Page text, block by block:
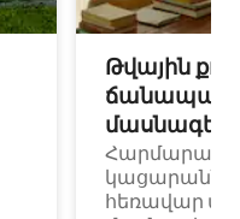
Թվային
հեռավար